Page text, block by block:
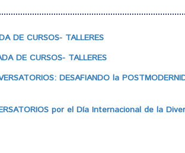
DE CURSOS- TALLERES
DE CURSOS- TALLERES
DESAFIANDO la
por el Día Internacional de la